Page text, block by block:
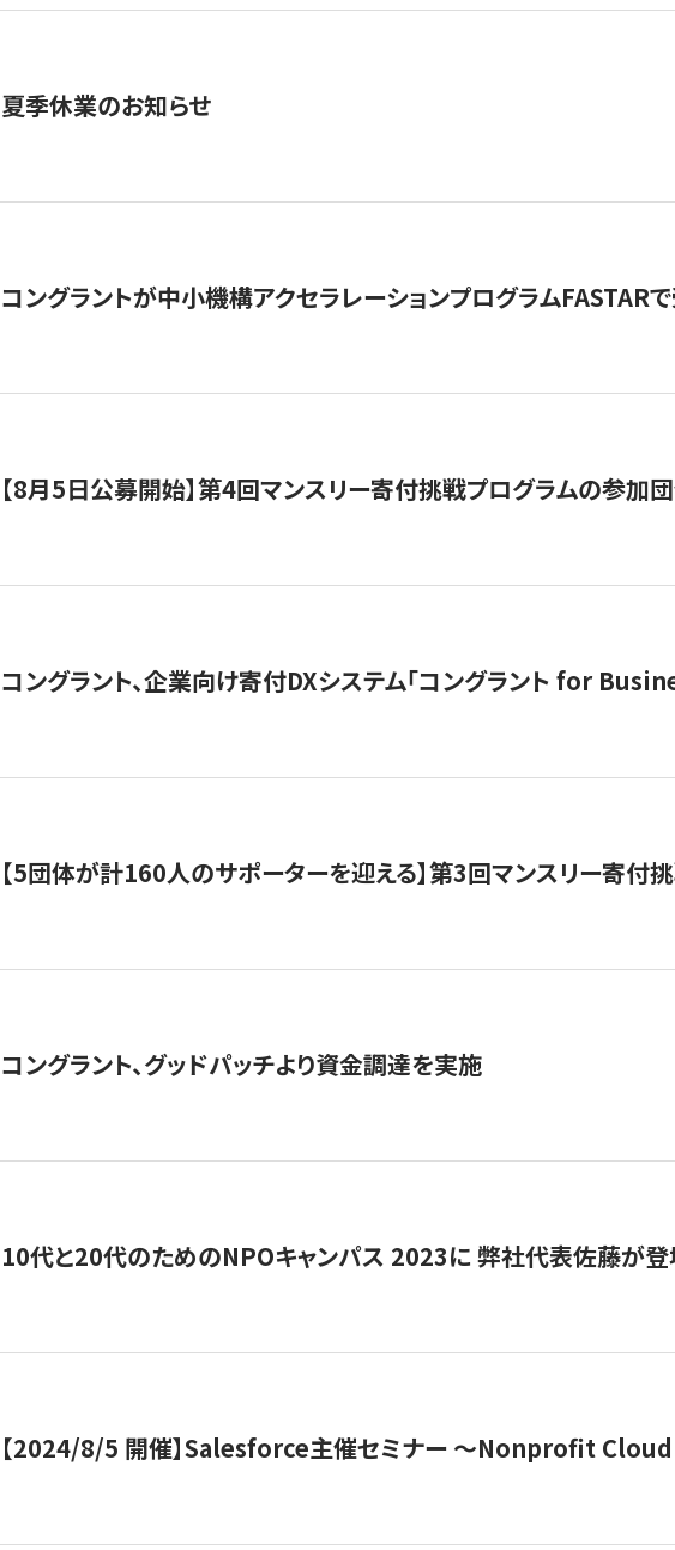
夏季休業のお知らせ
コングラントが中小機構アクセラレーションプログラムFASTAR
【8月5日公募開始】第4回マンスリー寄付挑戦プログラムの参加
コングラント、企業向け寄付DXシステム「コングラント for
【5団体が計160人のサポーターを迎える】​​第3回マンスリー寄付
コングラント、グッドパッチより資金調達を実施
10代と20代のためのNPOキャンパス 2023に 弊社代表佐藤が
【2024/8/5 開催】Salesforce主催セミナー 〜Nonprofit